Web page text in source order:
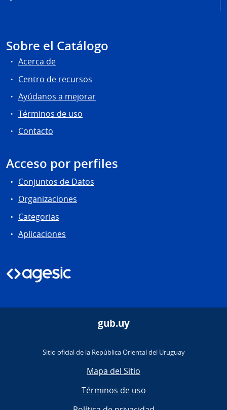
Sobre el Catálogo
Acerca de
Centro de recursos
Ayúdanos a mejorar
Términos de uso
Contacto
Acceso por perfiles
Conjuntos de Datos
Organizaciones
Categorias
Aplicaciones
gub.uy
Sitio oficial de la República Oriental del Uruguay
Mapa del Sitio
Términos de uso